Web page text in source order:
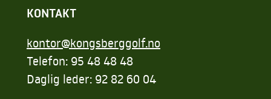
KONTAKT
kontor@kongsberggolf.no
Telefon: 95 48 48 48
Daglig leder: 92 82 60 04